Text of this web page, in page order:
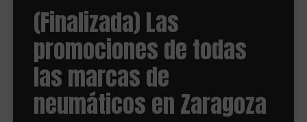
(Finalizada) Las
promociones de todas
las marcas de
neumáticos en Zaragoza